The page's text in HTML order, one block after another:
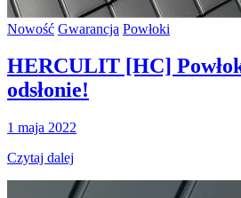
Nowość Gwarancja Powłoki
HERCULIT [HC]
odsłonie!
1 maja 2022
Czytaj dalej